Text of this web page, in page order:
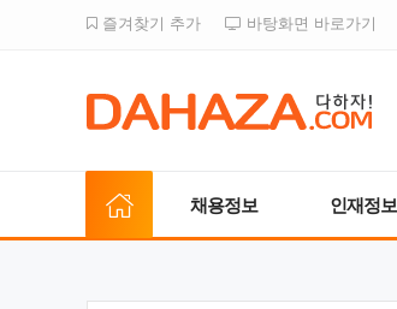
즐겨찾기 추가 바탕화면 바로가기
채용정보 인재정보